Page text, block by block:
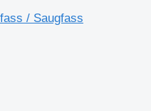
/ Saugfass